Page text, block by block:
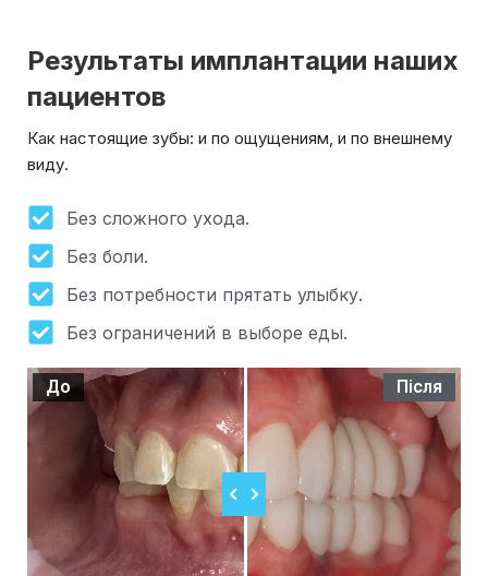
Результаты имплантации наших
пациентов
Как настоящие зубы: и по ощущениям, и по внешнему
виду.
Без сложного ухода.
Без боли.
Без потребности прятать улыбку.
Без ограничений в выборе еды.
До Після